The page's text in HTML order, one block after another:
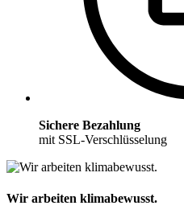
Sichere Bezahlung
mit SSL-Verschlüsselung
Wir arbeiten klimabewusst.